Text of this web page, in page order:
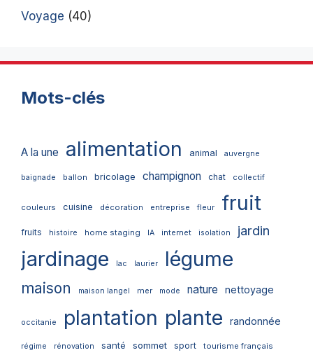
Voyage (40)
Mots-clés
A la une alimentation animal auvergne
baignade ballon bricolage champignon chat collectif
couleurs cuisine décoration entreprise fleur fruit
fruits histoire home staging IA internet isolation jardin
jardinage lac laurier légume
maison maison langel mer mode nature nettoyage
occitanie plantation plante randonnée
régime rénovation santé sommet sport tourisme français